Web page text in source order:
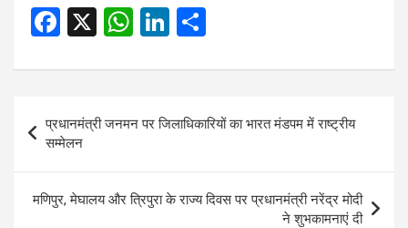
F
ce
o
o
k
X
W
at
A
p
p
Li
ke
dI
n
ar
e
navigation
प्रधानमंत्री जनमन पर जिलाधिकारियों का भारत मंडपम में राष्ट्रीय
सम्मेलन
मणिपुर, मेघालय और त्रिपुरा के राज्य दिवस पर प्रधानमंत्री नरेंद्र मोदी
ने शुभकामनाएं दी